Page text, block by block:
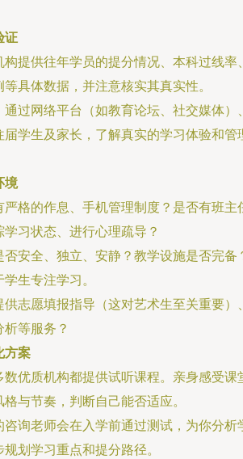
证
构提供往年学员的提分情况、本科过线率
具体数据，并注意核实其真实性。
通过网络平台（如教育论坛、社交媒体）
届学生及家长，了解真实的学习体验和管
境
严格的作息、手机管理制度？是否有班主
习状态、进行心理疏导？
否安全、独立、安静？教学设施是否完备
生专注学习。
供志愿填报指导（这对艺术生至关重要）
等服务？
方案
数优质机构都提供试听课程。亲身感受课
与节奏，判断自己能否适应。
咨询老师会在入学前通过测试，为你分析
划学习重点和提分路径。